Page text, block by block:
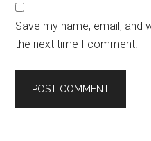
Save my name, email, and
the next time I comment.